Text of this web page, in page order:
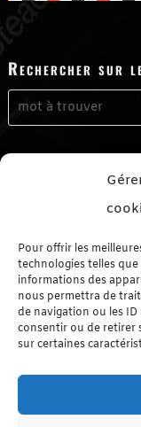
Pour offrir les
technologies telles
informations des
nous permettra de
de navigation ou les
consentir ou de retirer
sur certaines
Rechercher sur
Me suivre sur